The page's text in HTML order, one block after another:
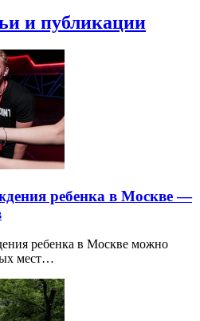
и публикации
ребенка в Москве —
ребенка в Москве можно
мест…